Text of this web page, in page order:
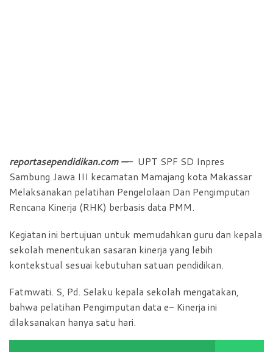
reportasependidikan.com —– UPT SPF SD Inpres
Sambung Jawa III kecamatan Mamajang kota Makassar
Melaksanakan pelatihan Pengelolaan Dan Pengimputan
Rencana Kinerja (RHK) berbasis data PMM.
Kegiatan ini bertujuan untuk memudahkan guru dan kepala
sekolah menentukan sasaran kinerja yang lebih
kontekstual sesuai kebutuhan satuan pendidikan.
Fatmwati. S, Pd. Selaku kepala sekolah mengatakan,
bahwa pelatihan Pengimputan data e- Kinerja ini
dilaksanakan hanya satu hari.